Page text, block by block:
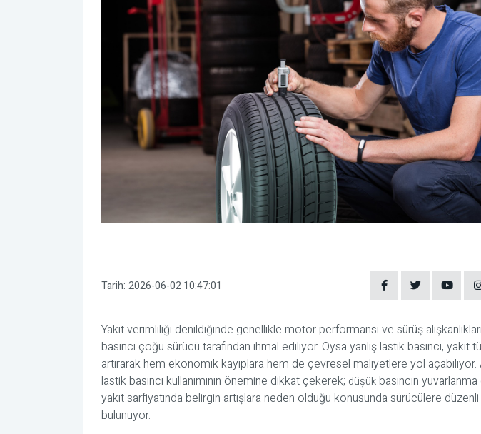
Tarih: 2026-06-02 10:47:01
Yakıt verimliliği denildiğinde genellikle motor performansı ve sürüş
basıncı çoğu sürücü tarafından ihmal ediliyor. Oysa yanlış lastik basıncı,
artırarak hem ekonomik kayıplara hem de çevresel maliyetlere yol açabiliyor.
lastik basıncı kullanımının önemine dikkat çekerek; düşük basıncın
yakıt sarfiyatında belirgin artışlara neden olduğu konusunda sürücülere
bulunuyor.